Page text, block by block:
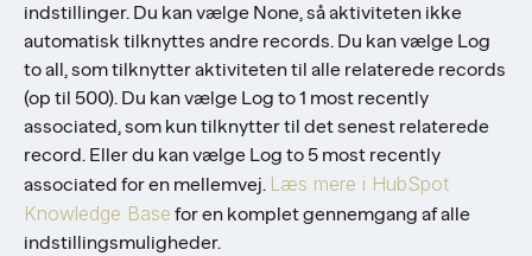
indstillinger. Du kan vælge None, så aktiviteten ikke
automatisk tilknyttes andre records. Du kan vælge Log
to all, som tilknytter aktiviteten til alle relaterede records
(op til 500). Du kan vælge Log to 1 most recently
associated, som kun tilknytter til det senest relaterede
record. Eller du kan vælge Log to 5 most recently
associated for en mellemvej. Læs mere i HubSpot
Knowledge Base for en komplet gennemgang af alle
indstillingsmuligheder.